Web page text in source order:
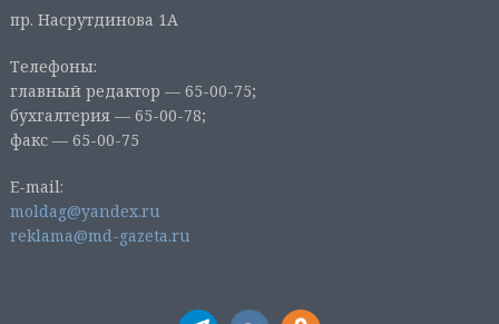
пр. Насрутдинова 1А
Телефоны:
главный редактор — 65-00-75;
бухгалтерия — 65-00-78;
факс — 65-00-75
E-mail:
moldag@yandex.ru
reklama@md-gazeta.ru